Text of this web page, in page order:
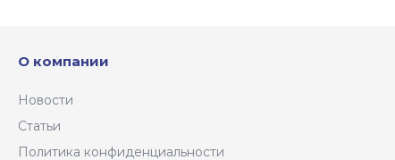
О компании
Новости
Статьи
Политика конфиденциальности